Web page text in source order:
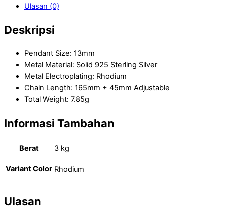
Ulasan (0)
Deskripsi
Pendant Size: 13mm
Metal Material: Solid 925 Sterling Silver
Metal Electroplating: Rhodium
Chain Length: 165mm + 45mm Adjustable
Total Weight: 7.85g
Informasi Tambahan
Berat 3 kg
Variant Color Rhodium
Ulasan